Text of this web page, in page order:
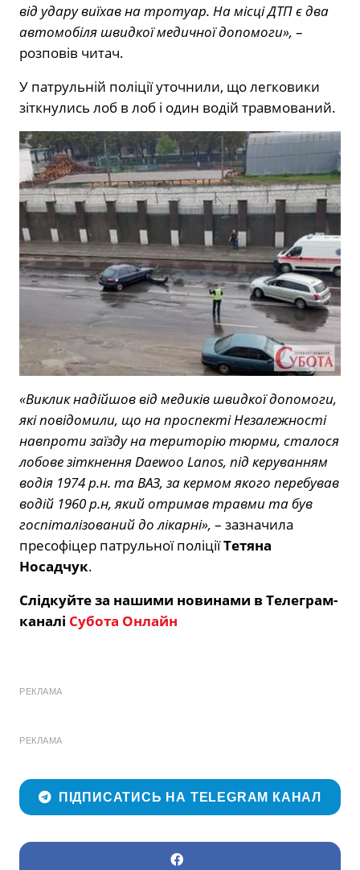
від удару виїхав на тротуар. На місці ДТП є два
автомобіля швидкої медичної допомоги», –
розповів читач.
У патрульній поліції уточнили, що легковики
зіткнулись лоб в лоб і один водій травмований.
«Виклик надійшов від медиків швидкої допомоги,
які повідомили, що на проспекті Незалежності
навпроти заїзду на територію тюрми, сталося
лобове зіткнення Daewoo Lanos, під керуванням
водія 1974 р.н. та ВАЗ, за кермом якого перебував
водій 1960 р.н, який отримав травми та був
госпіталізований до лікарні», – зазначила
пресофіцер патрульної поліціїТетяна
Носадчук.
Слідкуйте за нашими новинами в Телеграм-
каналі Субота Онлайн
РЕКЛАМА
РЕКЛАМА
ПІДПИСАТИСЬ НА TELEGRAM КАНАЛ